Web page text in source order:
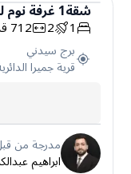
شقة
شقة1غرفة نوم
1
2
712
برج سيدني
قرية جميرا
مدرجة من
ابراهيم